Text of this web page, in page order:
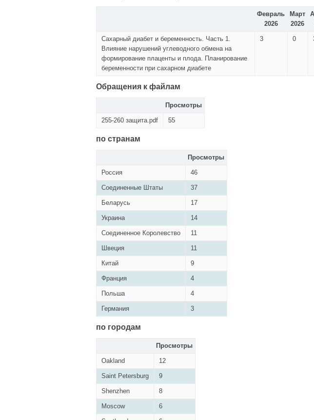
Февраль
2026
Март
2026
Сахарный диабет и беременность. Часть 1.
Влияние нарушений углеводного обмена на
формирование плаценты и плода. Планирование
беременности при сахарном диабете
3 0
Обращения к файлам
Просмотры
255-260 защита.pdf 55
по странам
Просмотры
Россия 46
Соединенные Штаты 37
Беларусь 17
Украина 14
Соединенное Королевство 11
Швеция 11
Китай 9
Франция 4
Польша 4
Германия 3
по городам
Просмотры
Oakland 12
Saint Petersburg 9
Shenzhen 8
Moscow 6